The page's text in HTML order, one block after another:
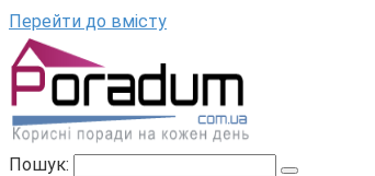
Перейти до вмісту
Пошук: